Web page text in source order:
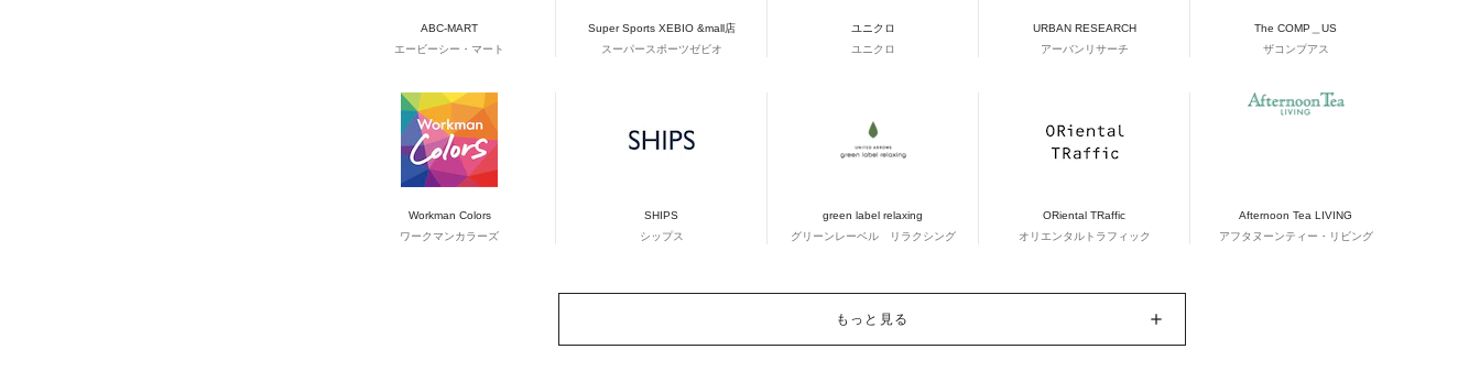
ABC-MART
エービーシー・マート
Super Sports XEBIO &mall店
スーパースポーツゼビオ
ユニクロ
ユニクロ
URBAN RESEARCH
アーバンリサーチ
The COMP＿US
ザコンプアス
Workman Colors
ワークマンカラーズ
SHIPS
シップス
green label relaxing
グリーンレーベル リラクシング
ORiental TRaffic
オリエンタルトラフィック
Afternoon Tea LIVING
アフタヌーンティー・リビング
もっと見る